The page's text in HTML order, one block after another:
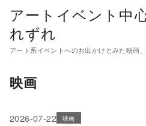
アートイベント中
れずれ
アート系イベントへのお出かけとみた映画
映画
2026-07-22 映画